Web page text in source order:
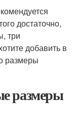
достаточно,
три
добавить в
размеры
размеры